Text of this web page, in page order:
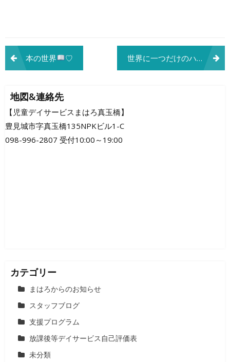
投
稿
ナ
ビ
ゲ
本の世界 ♡ 世界に一つだけのハンドスピナー
地図&連絡先
【児童デイサービスまはろ真玉橋】
豊見城市字真玉橋135NPKビル1-C
098-996-2807 受付10:00～19:00
カテゴリー
まはろからのお知らせ
スタッフブログ
支援プログラム
放課後等デイサービス自己評価表
未分類